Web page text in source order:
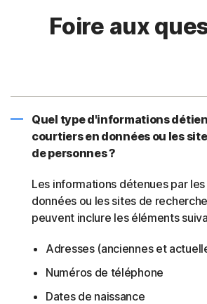
Foire aux
Quel type d'informations
courtiers en données ou les
de personnes ?
Les informations détenues par
données ou les sites de
peuvent inclure les éléments
Adresses (anciennes et
Numéros de téléphone
Dates de naissance